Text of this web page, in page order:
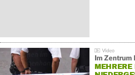
Im Zentrum
MEHRERE